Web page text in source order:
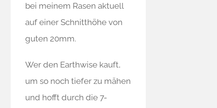
bei meinem Rasen aktuell
auf einer Schnitthöhe von
guten 20mm.
Wer den Earthwise kauft,
um so noch tiefer zu mähen
und hofft durch die 7-